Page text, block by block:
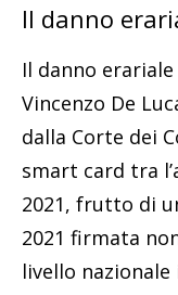
Il danno
Il danno
Vincenzo De
dalla Corte dei
smart card tra
2021, frutto di
2021 firmata
livello nazionale